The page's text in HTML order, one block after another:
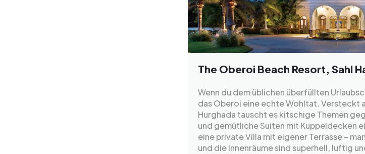
The Oberoi Beach Resort, Sahl
Wenn du dem üblichen überfüllten
das Oberoi eine echte Wohltat. Versteckt
Hurghada tauscht es kitschige Themen
und gemütliche Suiten mit Kuppeldecken
eine private Villa mit eigener Terrasse –
und die Innenräume sind superhell, luftig